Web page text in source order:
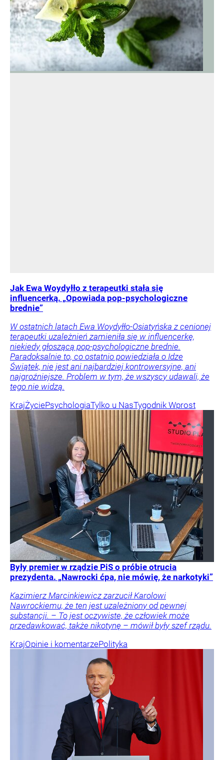
Jak Ewa Woydyłło z terapeutki stała się
influencerką. „Opowiada pop-psychologiczne
brednie”
W ostatnich latach Ewa Woydyłło-Osiatyńska z cenionej
terapeutki uzależnień zamieniła się w influencerkę,
niekiedy głoszącą pop-psychologiczne brednie.
Paradoksalnie to, co ostatnio powiedziała o Idze
Świątek, nie jest ani najbardziej kontrowersyjne, ani
najgroźniejsze. Problem w tym, że wszyscy udawali, że
tego nie widzą.
KrajŻyciePsychologiaTylko u NasTygodnik Wprost
Były premier w rządzie PiS o próbie otrucia
prezydenta. „Nawrocki ćpa, nie mówię, że narkotyki”
Kazimierz Marcinkiewicz zarzucił Karolowi
Nawrockiemu, że ten jest uzależniony od pewnej
substancji. – To jest oczywiste, że człowiek może
przedawkować, także nikotynę – mówił były szef rządu.
KrajOpinie i komentarzePolityka